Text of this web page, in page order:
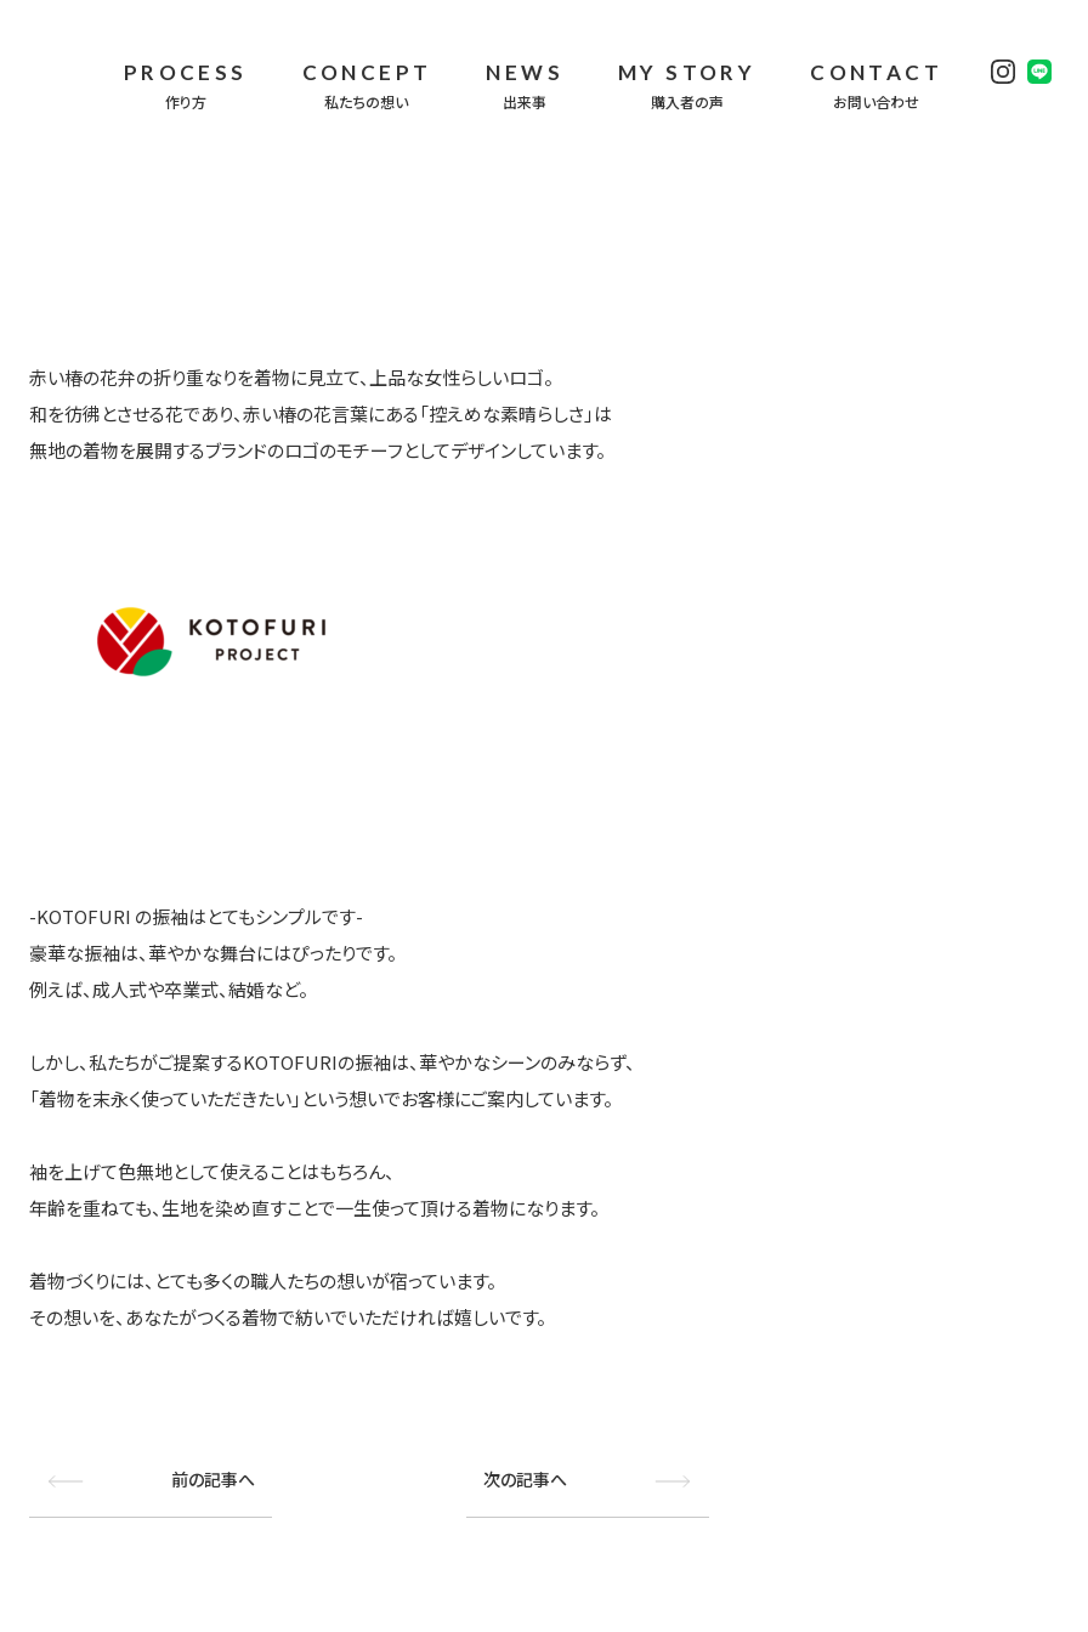
PROCESS
作り方
CONCEPT
私たちの想い
NEWS
出来事
MY STORY
購入者の声
CONTACT
お問い合わせ
赤い椿の花弁の折り重なりを着物に見立て、上品な女性らしいロゴ。
和を彷彿とさせる花であり、赤い椿の花言葉にある「控えめな素晴らしさ」は
無地の着物を展開するブランドのロゴのモチーフとしてデザインしています。
-KOTOFURI の振袖はとてもシンプルです-
豪華な振袖は、華やかな舞台にはぴったりです。
例えば、成人式や卒業式、結婚など。
しかし、私たちがご提案するKOTOFURIの振袖は、華やかなシーンのみならず、
「着物を末永く使っていただきたい」という想いでお客様にご案内しています。
袖を上げて色無地として使えることはもちろん、
年齢を重ねても、生地を染め直すことで一生使って頂ける着物になります。
着物づくりには、とても多くの職人たちの想いが宿っています。
その想いを、あなたがつくる着物で紡いでいただければ嬉しいです。
前の記事へ 次の記事へ